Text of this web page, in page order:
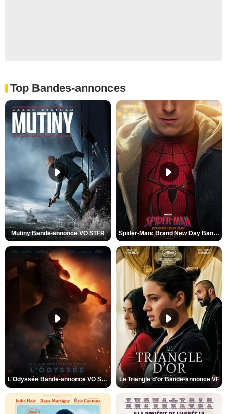
Top Bandes-annonces
Mutiny Bande-annonce VO STFR Spider-Man: Brand New Day Bande-annonce VO STFR
L'Odyssée Bande-annonce VO STFR Le Triangle d'or Bande-annonce VF